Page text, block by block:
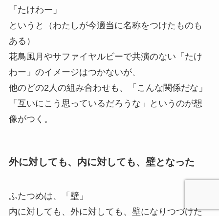
「たけわー」
というと（わたしが今適当に名称をつけたものも
ある）
花鳥風月やサファイヤルビーで共演のない「たけ
わー」のイメージはつかないが、
他のどの2人の組み合わせも、「こんな関係だな」
「互いにこう思っているだろうな」というのが想
像がつく。
外に対しても、内に対しても、壁となった
ふたつめは、「壁」
内に対しても、外に対しても、壁になりつづけた